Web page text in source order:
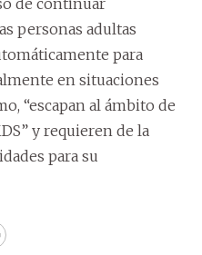
personas adultas
para
en situaciones
“escapan al ámbito de
y requieren de la
para su